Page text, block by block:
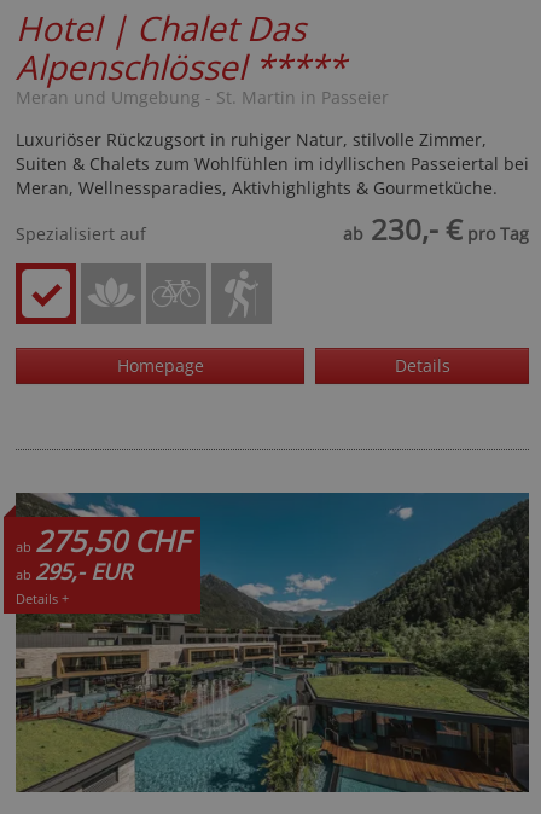
Hotel | Chalet Das
Alpenschlössel *****
Meran und Umgebung - St. Martin in Passeier
Luxuriöser Rückzugsort in ruhiger Natur, stilvolle Zimmer,
Suiten & Chalets zum Wohlfühlen im idyllischen Passeiertal bei
Meran, Wellnessparadies, Aktivhighlights & Gourmetküche.
Spezialisiert auf
ab 230,- € pro Tag
Homepage Details
ab 275,50 CHF
ab 295,- EUR
Details +